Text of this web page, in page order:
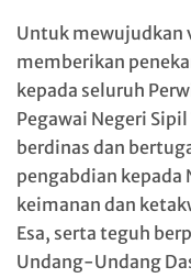
Untuk mewujudkan
memberikan
kepada seluruh
Pegawai Negeri
berdinas dan
pengabdian kepada
keimanan dan
Esa, serta teguh
Undang-Undang